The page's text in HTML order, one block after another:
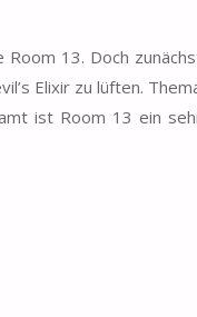
13. Doch
Elixir zu lüften.
ist Room 13 ein